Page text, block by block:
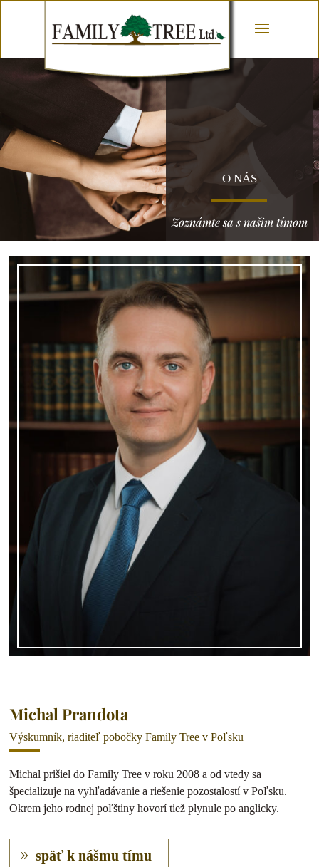
O NÁS
Zoznámte sa s našim tímom
Michal Prandota
Výskumník, riaditeľ pobočky Family Tree v Poľsku
Michal prišiel do Family Tree v roku 2008 a od vtedy sa
špecializuje na vyhľadávanie a riešenie pozostalostí v Poľsku.
Okrem jeho rodnej poľštiny hovorí tiež plynule po anglicky.
späť k nášmu tímu